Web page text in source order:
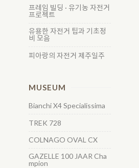
떻겠냐고 제안했습니다. 가만히 살
펴보니 국내에는 자전거 전문 도색
도 쉽게 자리 잡을 수 있을 것만 같
다. 도색 기술을 배우기 위해 이와타
인 릴리커스텀에서 실전 연습을 갈
커스텀..
프레임 빌딩 · 유기농 자전거
프로젝트
유용한 자전거 팁과 기초정
비 모음
피아랑의 자전거 제주일주
MUSEUM
Bianchi X4 Specialissima
TREK 728
COLNAGO OVAL CX
GAZELLE 100 JAAR Cha
mpion